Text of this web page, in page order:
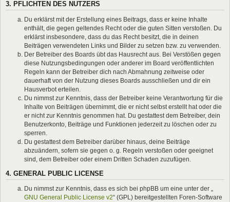
3. PFLICHTEN DES NUTZERS
Du erklärst mit der Erstellung eines Beitrags, dass er keine Inhalte
enthält, die gegen geltendes Recht oder die guten Sitten verstoßen. Du
erklärst insbesondere, dass du das Recht besitzt, die in deinen
Beiträgen verwendeten Links und Bilder zu setzen bzw. zu verwenden.
Der Betreiber des Boards übt das Hausrecht aus. Bei Verstößen gegen
diese Nutzungsbedingungen oder anderer im Board veröffentlichten
Regeln kann der Betreiber dich nach Abmahnung zeitweise oder
dauerhaft von der Nutzung dieses Boards ausschließen und dir ein
Hausverbot erteilen.
Du nimmst zur Kenntnis, dass der Betreiber keine Verantwortung für die
Inhalte von Beiträgen übernimmt, die er nicht selbst erstellt hat oder die
er nicht zur Kenntnis genommen hat. Du gestattest dem Betreiber, dein
Benutzerkonto, Beiträge und Funktionen jederzeit zu löschen oder zu
sperren.
Du gestattest dem Betreiber darüber hinaus, deine Beiträge
abzuändern, sofern sie gegen o. g. Regeln verstoßen oder geeignet
sind, dem Betreiber oder einem Dritten Schaden zuzufügen.
4. GENERAL PUBLIC LICENSE
Du nimmst zur Kenntnis, dass es sich bei phpBB um eine unter der „
GNU General Public License v2“ (GPL) bereitgestellten Foren-Software